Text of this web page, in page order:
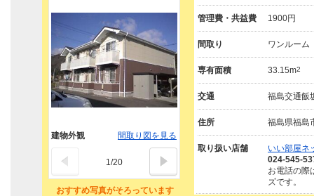
おすすめ写真がそろっています
建物外観 間取り図を見る
1/20
管理費・共益費 1900円
間取り ワンルーム
専有面積 33.15m2
交通 福島交通飯
住所 福島県福島
取り扱い店舗
いい部屋ネ
024-545-
お電話の際
ズです。